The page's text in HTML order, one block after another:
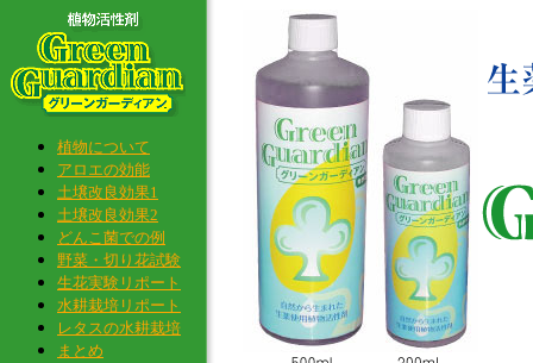
植物について
アロエの効能
土壌改良効果1
土壌改良効果2
どんこ菌での例
野菜・切り花試験
生花実験リポート
水耕栽培リポート
レタスの水耕栽培
まとめ